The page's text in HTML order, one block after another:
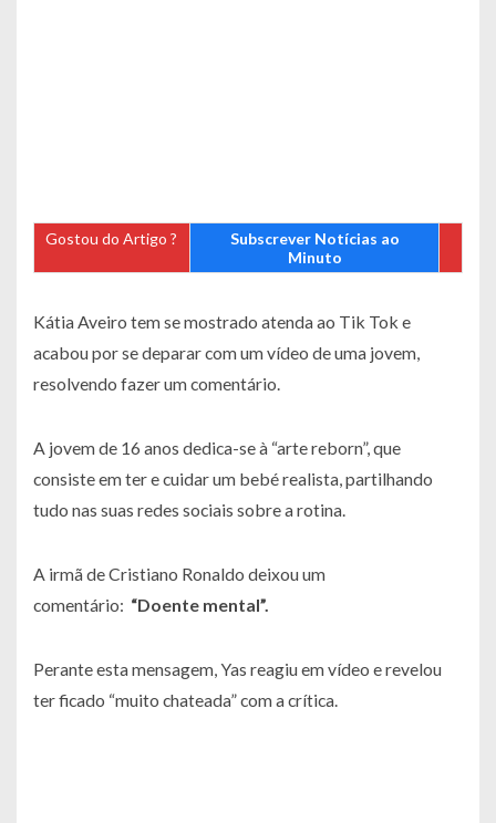
Gostou do Artigo ?
Subscrever Notícias ao
Minuto
Kátia Aveiro tem se mostrado atenda ao Tik Tok e
acabou por se deparar com um vídeo de uma jovem,
resolvendo fazer um comentário.
A jovem de 16 anos dedica-se à “arte reborn”, que
consiste em ter e cuidar um bebé realista, partilhando
tudo nas suas redes sociais sobre a rotina.
A irmã de Cristiano Ronaldo deixou um
comentário: “Doente mental”.
Perante esta mensagem, Yas reagiu em vídeo e revelou
ter ficado “muito chateada” com a crítica.